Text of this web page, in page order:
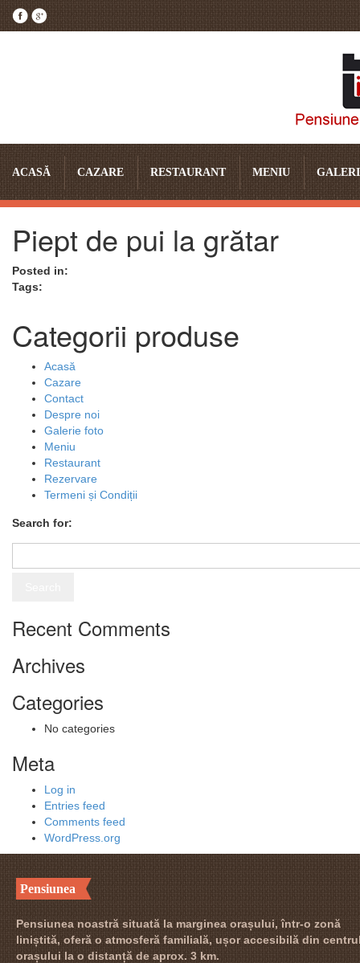
ACASĂ CAZARE RESTAURANT MENIU
Piept de pui la grătar
Posted in:
Tags:
Categorii produse
Acasă
Cazare
Contact
Despre noi
Galerie foto
Meniu
Restaurant
Rezervare
Termeni și Condiții
Search for:
Recent Comments
Archives
Categories
No categories
Meta
Log in
Entries feed
Comments feed
WordPress.org
Pensiunea
Pensiunea noastră situată la marginea orașului, într-o zonă
liniștită, oferă o atmosferă familială, ușor accesibilă din
orașului la o distanță de aprox. 3 km.